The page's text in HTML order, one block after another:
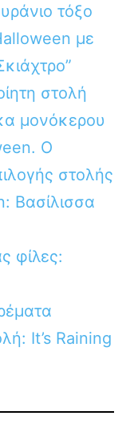
τόξο
με
στολή
μονόκερου
Ο
στολής
Βασίλισσα
φίλες:
It’s Raining